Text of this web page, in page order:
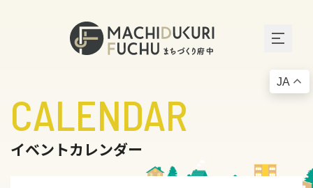
CALENDAR
イベントカレンダー
JA